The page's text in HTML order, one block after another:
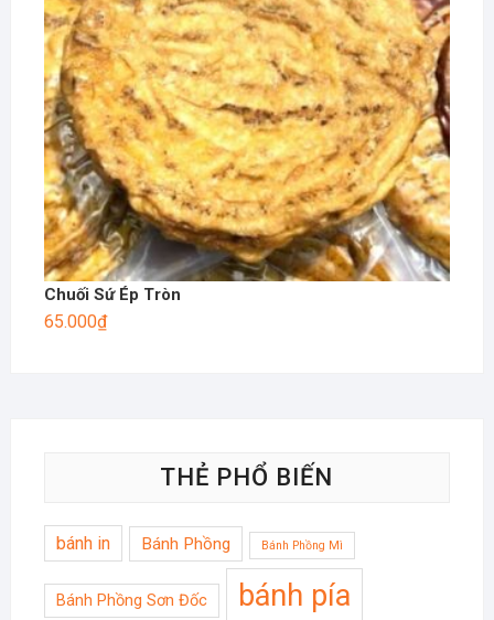
Chuối Sứ Ép Tròn
65.000₫
THẺ PHỔ BIẾN
bánh in Bánh Phồng Bánh Phồng Mì
Bánh Phồng Sơn Đốc bánh pía